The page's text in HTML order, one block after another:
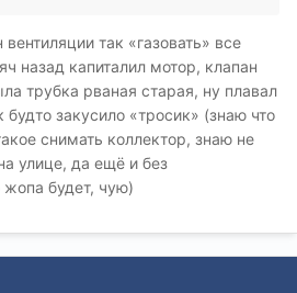
фильтру и
заткнуть трубку на крышке
обороты должны
что полностью затыкать
создастся разряжение
может и ничего, но лучше
так «газовать» все
назад капиталил мотор, клапан
трубка рваная старая, ну плавал
будто закусило «тросик» (знаю что
снимать коллектор, знаю не
улице, да ещё и без
жопа будет, чую)